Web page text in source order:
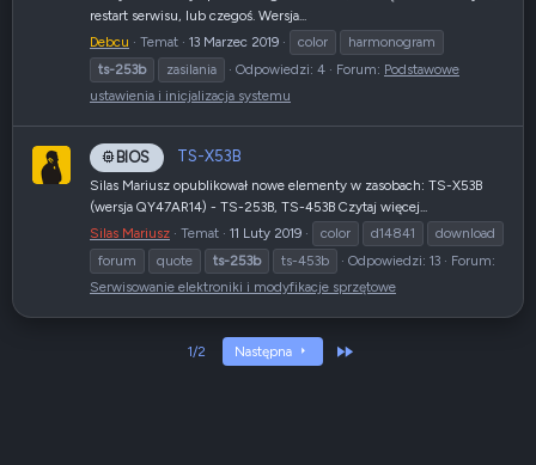
restart serwisu, lub czegoś. Wersja...
Debcu
Temat 13 Marzec 2019 color
harmonogram
ts-253b
zasilania Odpowiedzi: 4 Forum: Podstawowe
ustawienia i inicjalizacja systemu
BIOS TS-X53B
Silas Mariusz opublikował nowe elementy w zasobach: TS-X53B
(wersja QY47AR14) - TS-253B, TS-453B Czytaj więcej...
Silas Mariusz
Temat 11 Luty 2019 color d14841
download
forum
quote ts-253b ts-453b Odpowiedzi: 13
Forum:
Serwisowanie elektroniki i modyfikacje sprzętowe
1/2 Następna